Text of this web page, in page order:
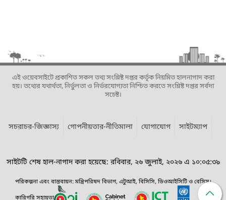
এই ওয়েবসাইটে প্রকাশিত সকল তথ্য সংশ্লিষ্ট দপ্তর কর্তৃক নিয়মিত হালনাগাদ করা
হয়। তথ্যের যথার্থতা, নির্ভুলতা ও নির্ভরযোগ্যতা নিশ্চিত করতে সংশ্লিষ্ট দপ্তর সর্বদা
সচেষ্ট।
সচরাচর-জিজ্ঞাস্য গোপনীয়তার-নীতিমালা যোগাযোগ সাইটম্যাপ
সাইটটি শেষ হাল-নাগাদ করা হয়েছে: রবিবার, ২৬ জুলাই, ২০২৬ এ ১০:০৫:৩৯
পরিকল্পনা এবং বাস্তবায়ন: মন্ত্রিপরিষদ বিভাগ, এটুআই, বিসিসি, ডিওআইসিটি ও বেসিস।
কারিগরি সহায়তা